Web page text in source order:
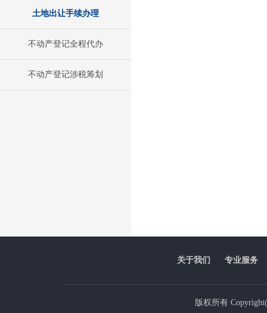
土地出让手续办理
不动产登记全程代办
不动产登记涉税筹划
关于我们 专业服务
版权所有